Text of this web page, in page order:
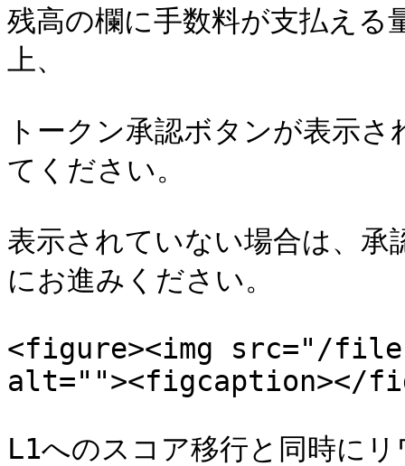
残高の欄に手数料が支払える
上、
トークン承認ボタンが表示
てください。
表示されていない場合は、
にお進みください。
<figure><img src="/files/
alt=""><figcaption></
L1へのスコア移行と同時に